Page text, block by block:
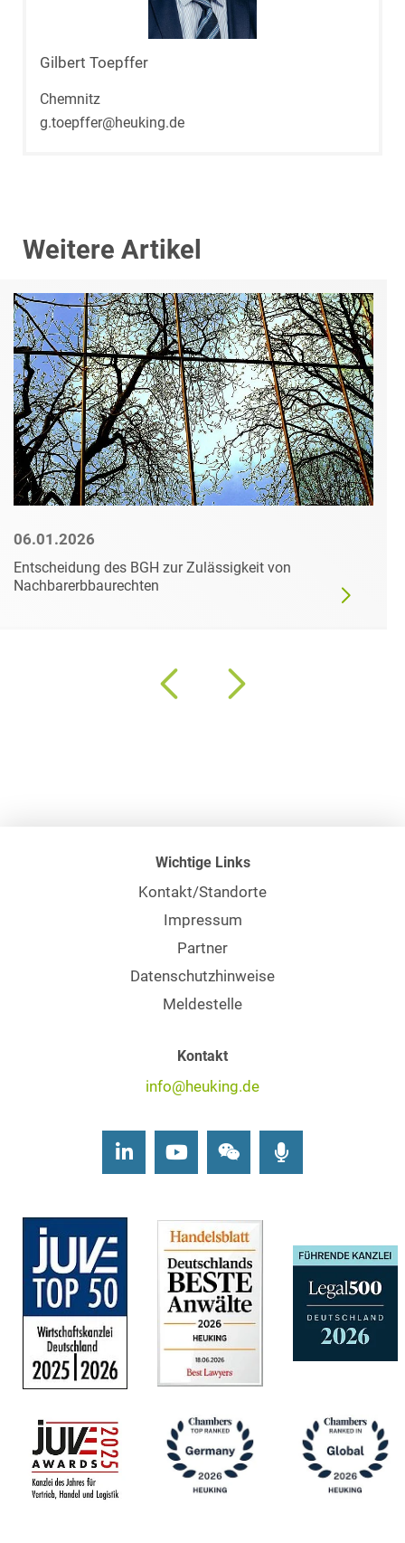
Gilbert Toepffer
Chemnitz
g.toepffer@heuking.de
Weitere Artikel
06.01.2026
Entscheidung des BGH zur Zulässigkeit von
Nachbarerbbaurechten
Wichtige Links
Kontakt/Standorte
Impressum
Partner
Datenschutzhinweise
Meldestelle
Kontakt
info@heuking.de
LinkedInYoutubeWechat